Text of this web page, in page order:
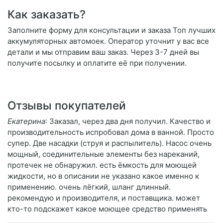
Как заказать?
Заполните форму для консультации и заказа Топ лучших
аккумуляторных автомоек. Оператор уточнит у вас все
детали и мы отправим ваш заказ. Через 3-7 дней вы
получите посылку и оплатите её при получении.
Отзывы покупателей
Екатерина: Заказал, через два дня получил. Качество и
производительность испробовал дома в ванной. Просто
супер. Две насадки (струя и распылитель). Насос очень
мощный, соединительные элементы без нареканий,
протечек не обнаружил. есть ёмкость для моющей
жидкости, но в описании не указано какое именно к
применению. очень лёгкий, шланг длинный.
рекомендую и производителя, и поставщика. может
кто-то подскажет какое моющее средство применять